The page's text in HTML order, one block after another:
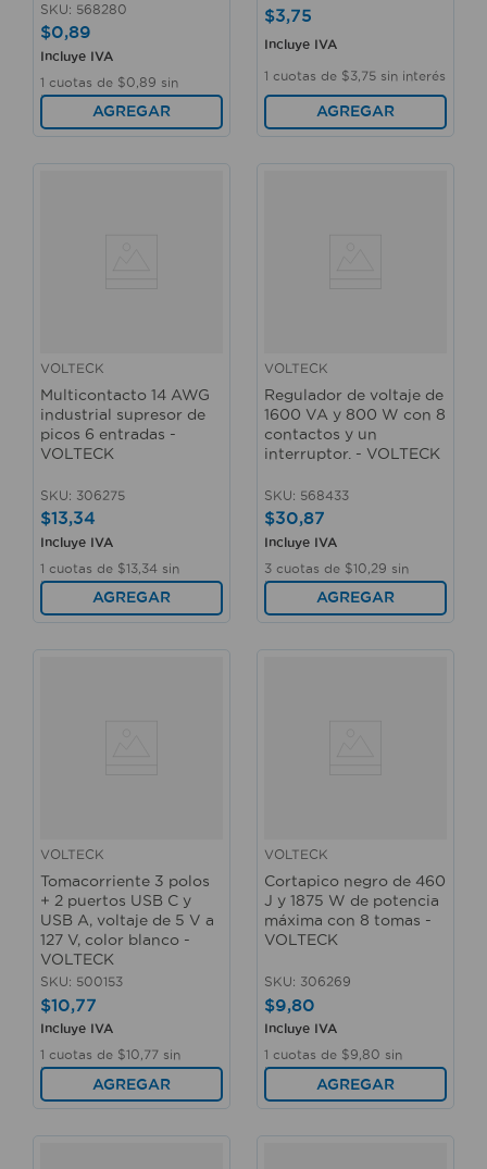
SKU: 568280
$0,89
Incluye IVA
1 cuotas de $0 89 sin
interés
AGREGAR
$3,75
Incluye IVA
1 cuotas de $3 75 sin interés
AGREGAR
VOLTECK
Multicontacto 14 AWG
industrial supresor de
picos 6 entradas -
VOLTECK
SKU: 306275
$13,34
Incluye IVA
1 cuotas de $13 34 sin
interés
AGREGAR
VOLTECK
Regulador de voltaje de
1600 VA y 800 W con 8
contactos y un
interruptor. - VOLTECK
SKU: 568433
$30,87
Incluye IVA
3 cuotas de $10 29 sin
interés
AGREGAR
VOLTECK
Tomacorriente 3 polos
+ 2 puertos USB C y
USB A, voltaje de 5 V a
127 V, color blanco -
VOLTECK
SKU: 500153
$10,77
Incluye IVA
1 cuotas de $10 77 sin
interés
AGREGAR
VOLTECK
Cortapico negro de 460
J y 1875 W de potencia
máxima con 8 tomas -
VOLTECK
SKU: 306269
$9,80
Incluye IVA
1 cuotas de $9 80 sin
interés
AGREGAR